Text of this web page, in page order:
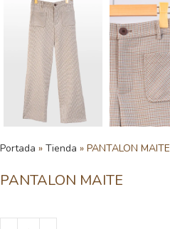
Portada » Tienda » PANTALON MAITE
PANTALON MAITE